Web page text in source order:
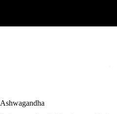
Ashwagandha